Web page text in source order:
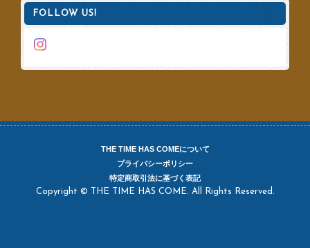
FOLLOW US!
THE TIME HAS COMEについて
プライバシーポリシー
特定商取引法に基づく表記
Copyright © THE TIME HAS COME. All Rights Reserved.